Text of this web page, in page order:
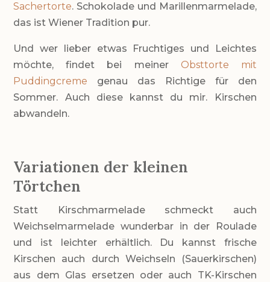
Sachertorte. Schokolade und Marillenmarmelade,
das ist Wiener Tradition pur.
Und wer lieber etwas Fruchtiges und Leichtes
möchte, findet bei meiner Obsttorte mit
Puddingcreme genau das Richtige für den
Sommer. Auch diese kannst du mir. Kirschen
abwandeln.
Variationen der kleinen
Törtchen
Statt Kirschmarmelade schmeckt auch
Weichselmarmelade wunderbar in der Roulade
und ist leichter erhältlich. Du kannst frische
Kirschen auch durch Weichseln (Sauerkirschen)
aus dem Glas ersetzen oder auch TK-Kirschen